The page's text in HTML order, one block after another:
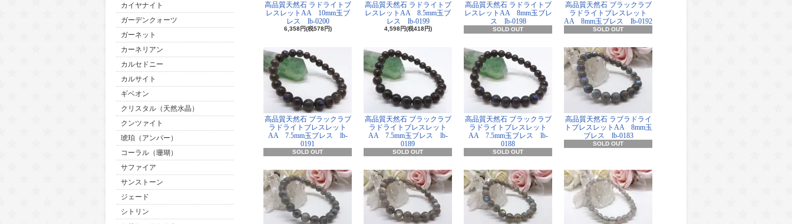
カイヤナイト
ガーデンクォーツ
ガーネット
カーネリアン
カルセドニー
カルサイト
ギベオン
クリスタル（天然水晶）
クンツァイト
琥珀（アンバー）
コーラル（珊瑚）
サファイア
サンストーン
ジェード
シトリン
高品質天然石 ラドライトブ
レスレットAA 10mm玉ブ
レス lb-0200
6,358円(税578円)
高品質天然石 ラドライトブ
レスレットAA 8.5mm玉ブ
レス lb-0199
4,598円(税418円)
高品質天然石 ラドライトブ
レスレットAA 8mm玉ブレ
ス lb-0198
SOLD OUT
高品質天然石 ブラックラブ
ラドライトブレスレット
AA 8mm玉ブレス lb-0192
SOLD OUT
高品質天然石 ブラックラブ
ラドライトブレスレット
AA 7.5mm玉ブレス lb-
0191
SOLD OUT
高品質天然石 ブラックラブ
ラドライトブレスレット
AA 7.5mm玉ブレス lb-
0189
SOLD OUT
高品質天然石 ブラックラブ
ラドライトブレスレット
AA 7.5mm玉ブレス lb-
0188
SOLD OUT
高品質天然石 ラブラドライ
トブレスレットAA 8mm玉
ブレス lb-0183
SOLD OUT